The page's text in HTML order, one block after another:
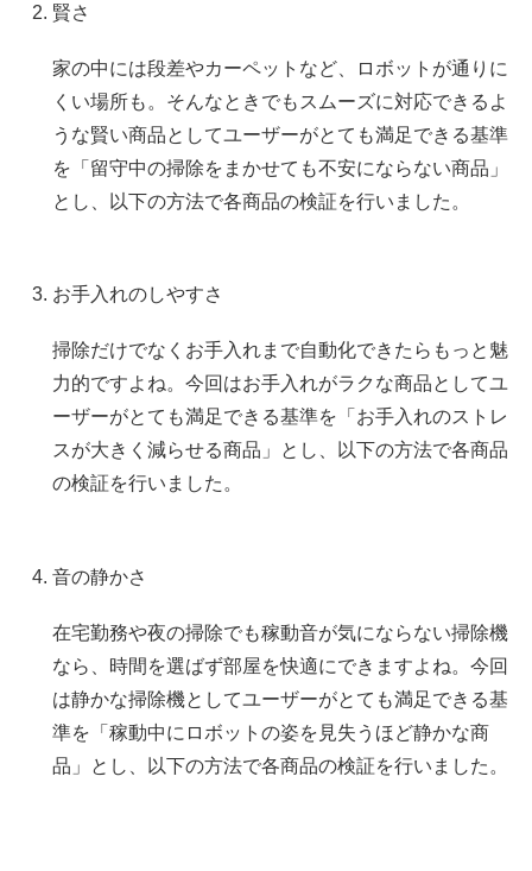
賢さ
家の中には段差やカーペットなど、ロボットが通りに
くい場所も。そんなときでもスムーズに対応できるよ
うな賢い商品としてユーザーがとても満足できる基準
を「留守中の掃除をまかせても不安にならない商品」
とし、以下の方法で各商品の検証を行いました。
お手入れのしやすさ
掃除だけでなくお手入れまで自動化できたらもっと魅
力的ですよね。今回はお手入れがラクな商品としてユ
ーザーがとても満足できる基準を「お手入れのストレ
スが大きく減らせる商品」とし、以下の方法で各商品
の検証を行いました。
音の静かさ
在宅勤務や夜の掃除でも稼動音が気にならない掃除機
なら、時間を選ばず部屋を快適にできますよね。今回
は静かな掃除機としてユーザーがとても満足できる基
準を「稼動中にロボットの姿を見失うほど静かな商
品」とし、以下の方法で各商品の検証を行いました。